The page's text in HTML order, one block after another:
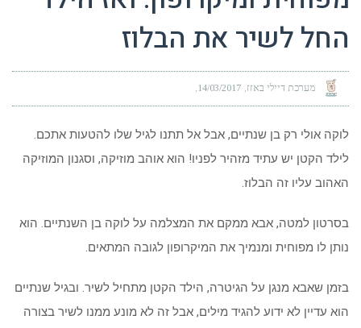
החל לשיר את הבלוז
מערכת דיילי באזז 14/03/2017
לוקה אולי רק בן שנתיים, אבל אל תתנו לגיל שלו להטעות אתכם.
לילד הקטן יש עתיד מזהיר לפניו! הוא אוהב מוזיקה, וסגנון המוזיקה
האהוב עליו זה הבלוז.
בסרטון למטה, אבא ממקם את המצלמה על לוקה בן השנתיים. הוא
נותן לו מפוחית ומנמיך את המיקרופון לגובה המתאים.
בזמן שאבא מנגן על הגיטרה, הילד הקטן מתחיל לשיר. ובגיל שנתיים
הוא עדיין לא ידוע להגיד מילים, אבל זה לא מונע ממנו לשיר בצורה